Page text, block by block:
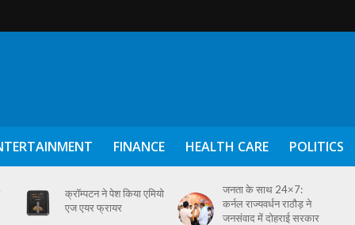
FINANCE HEALTH CARE POLITICS
क्रॉम्पटन ने पेश किया एमियो
एज एयर फ्रायर
जनता के साथ 24×7:
कर्नल राज्यवर्धन राठौड़ ने
जनसंवाद में दोहराई सरकार